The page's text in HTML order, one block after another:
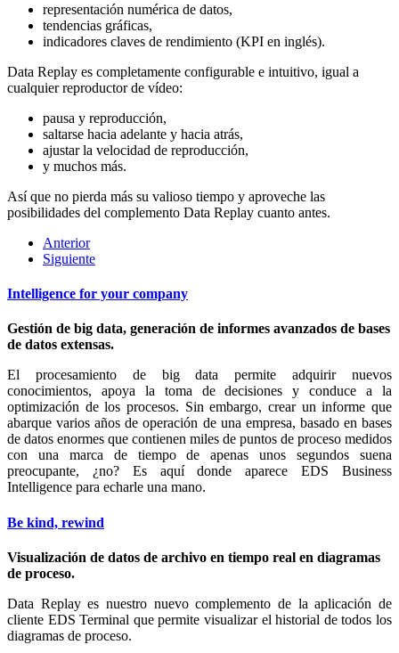
representación numérica de datos,
tendencias gráficas,
indicadores claves de rendimiento (KPI en inglés).
Data Replay es completamente configurable e intuitivo, igual a
cualquier reproductor de vídeo:
pausa y reproducción,
saltarse hacia adelante y hacia atrás,
ajustar la velocidad de reproducción,
y muchos más.
Así que no pierda más su valioso tiempo y aproveche las
posibilidades del complemento Data Replay cuanto antes.
Anterior
Siguiente
Intelligence for your company
Gestión de big data, generación de informes avanzados de bases
de datos extensas.
El procesamiento de big data permite adquirir nuevos
conocimientos, apoya la toma de decisiones y conduce a la
optimización de los procesos. Sin embargo, crear un informe que
abarque varios años de operación de una empresa, basado en bases
de datos enormes que contienen miles de puntos de proceso medidos
con una marca de tiempo de apenas unos segundos suena
preocupante, ¿no? Es aquí donde aparece EDS Business
Intelligence para echarle una mano.
Be kind, rewind
Visualización de datos de archivo en tiempo real en diagramas
de proceso.
Data Replay es nuestro nuevo complemento de la aplicación de
cliente EDS Terminal que permite visualizar el historial de todos los
diagramas de proceso.